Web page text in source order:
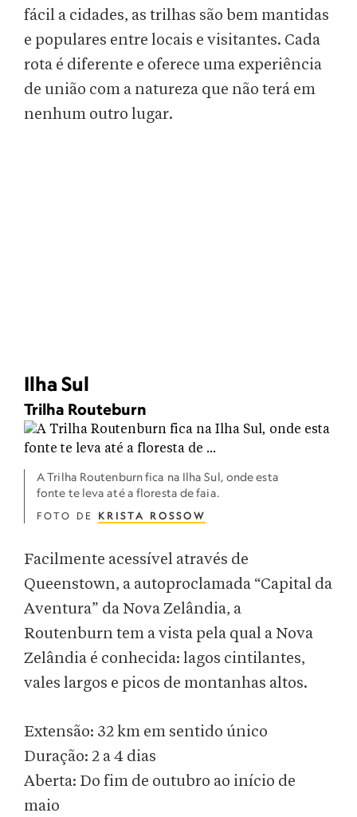
fácil a cidades, as trilhas são bem mantidas
e populares entre locais e visitantes. Cada
rota é diferente e oferece uma experiência
de união com a natureza que não terá em
nenhum outro lugar.
Ilha Sul
Trilha Routeburn
A Trilha Routenburn fica na Ilha Sul, onde esta
fonte te leva até a floresta de faia.
FOTO DE KRISTA ROSSOW
Facilmente acessível através de
Queenstown, a autoproclamada “Capital da
Aventura” da Nova Zelândia, a
Routenburn tem a vista pela qual a Nova
Zelândia é conhecida: lagos cintilantes,
vales largos e picos de montanhas altos.
Extensão: 32 km em sentido único
Duração: 2 a 4 dias
Aberta: Do fim de outubro ao início de
maio